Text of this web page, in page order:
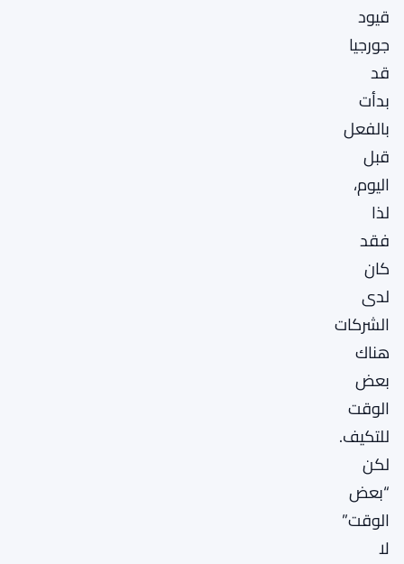
قيود
جورجيا
قد
بدأت
بالفعل
قبل
اليوم،
لذا
فقد
كان
لدى
الشركات
هناك
بعض
الوقت
للتكيف.
لكن
“بعض
الوقت”
لا